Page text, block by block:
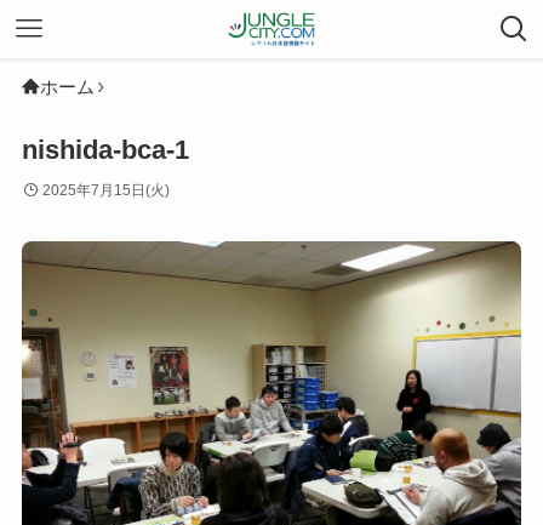
ホーム
nishida-bca-1
2025年7月15日(火)